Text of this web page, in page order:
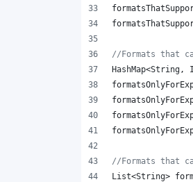
//Formats that
HashMap<String,
//Formats that
List<String>